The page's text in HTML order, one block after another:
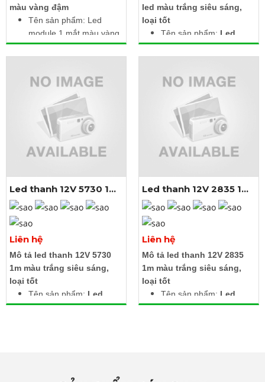
màu vàng đậm
Tên sản phẩm: Led
module 1 mắt màu vàng
đậm
Điện áp: 12V DC
module
Kích thước: 2.5m gồm
20 bóng liền dây
Cấp độ bảo vệ: IP67
led màu trắng siêu sáng,
loại tốt
Tên sản phẩm: Led
thanh 12V 3030 18 led
màu trắng
12V
Công suất: 27W
Màu ánh sáng: Trắng
Nhiệt độ màu: 6000K -
6500K
Chất liệu: Mạch hàn
Chip led: SMD 3030
Kích thước: Dài 1m x
rộng 23.2mm
Xem thêm ảnh
Led thanh 12V 5730 1m
màu trắng
Liên hệ
Mô tả led thanh 12V 5730
1m màu trắng siêu sáng,
loại tốt
Tên sản phẩm: Led
thanh 12V 2835 1m
Xem thêm ảnh
Led thanh 12V 2835 1m
màu trắng
Liên hệ
Mô tả led thanh 12V 2835
1m màu trắng siêu sáng,
loại tốt
Tên sản phẩm: Led
thanh 12V 2835 1m